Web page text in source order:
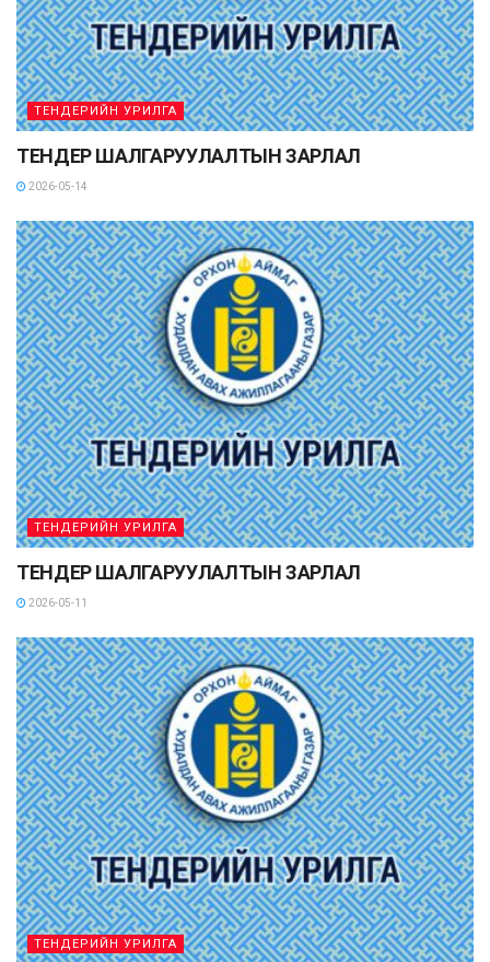
ТЕНДЕРИЙН УРИЛГА
ТЕНДЕР ШАЛГАРУУЛАЛТЫН ЗАРЛАЛ
2026-05-14
ТЕНДЕРИЙН УРИЛГА
ТЕНДЕР ШАЛГАРУУЛАЛТЫН ЗАРЛАЛ
2026-05-11
ТЕНДЕРИЙН УРИЛГА